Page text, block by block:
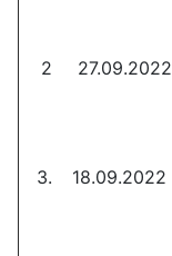
2 27.09.2022
3. 18.09.2022